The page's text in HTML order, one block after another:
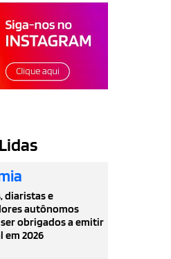
diaristas e
autônomos
ser obrigados a emitir
em 2026